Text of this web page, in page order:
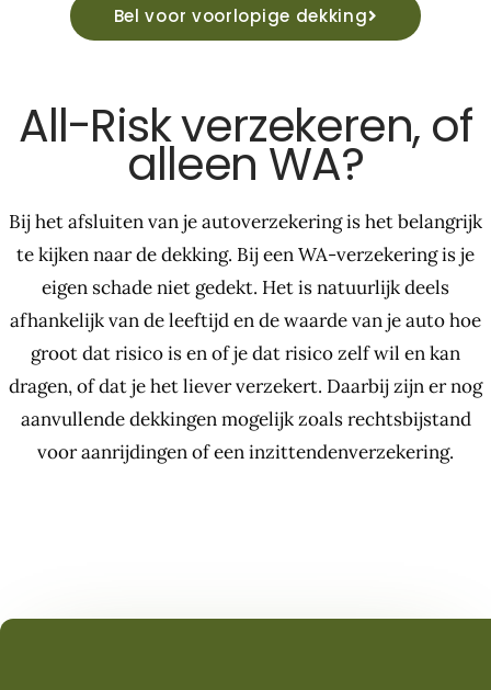
Bel voor voorlopige dekking
All-Risk verzekeren, of
alleen WA?
Bij het afsluiten van je autoverzekering is het belangrijk
te kijken naar de dekking. Bij een WA-verzekering is je
eigen schade niet gedekt. Het is natuurlijk deels
afhankelijk van de leeftijd en de waarde van je auto hoe
groot dat risico is en of je dat risico zelf wil en kan
dragen, of dat je het liever verzekert. Daarbij zijn er nog
aanvullende dekkingen mogelijk zoals rechtsbijstand
voor aanrijdingen of een inzittendenverzekering.